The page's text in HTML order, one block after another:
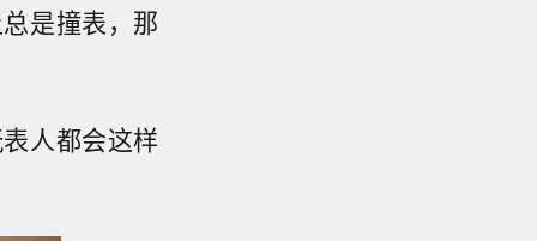
是撞表，那
人都会这样